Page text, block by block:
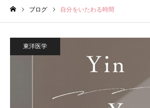
ブログ 自分をいたわる時間
東洋医学